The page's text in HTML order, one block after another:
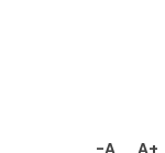
-A A+